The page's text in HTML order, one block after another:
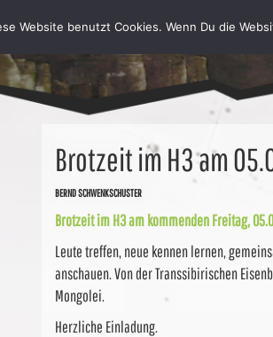
Brotzeit im H3 am
BERND SCHWENKSCHUSTER
Brotzeit im H3 am kommenden Freitag,
Leute treffen, neue kennen lernen,
anschauen. Von der Transsibirischen
Mongolei.
Herzliche Einladung.
Website benutzt Cookies. Wenn Du die